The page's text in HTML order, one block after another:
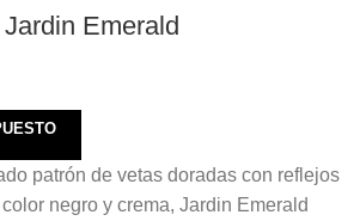
Jardin Emerald
patrón de vetas doradas con reflejos
negro y crema, Jardin Emerald